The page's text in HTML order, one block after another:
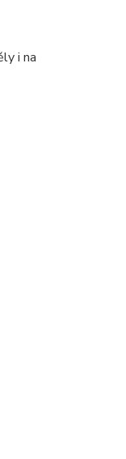
i na